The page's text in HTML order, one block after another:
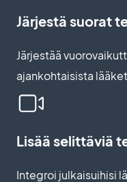
Järjestä suorat
Järjestää
ajankohtaisista
Lisää selittäviä
Integroi julkaisuihisi